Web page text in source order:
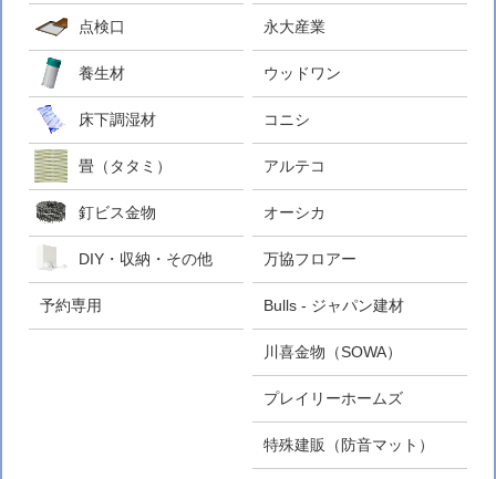
点検口
養生材
床下調湿材
畳（タタミ）
釘ビス金物
DIY・収納・その他
予約専用
永大産業
ウッドワン
コニシ
アルテコ
オーシカ
万協フロアー
Bulls - ジャパン建材
川喜金物（SOWA）
プレイリーホームズ
特殊建販（防音マット）